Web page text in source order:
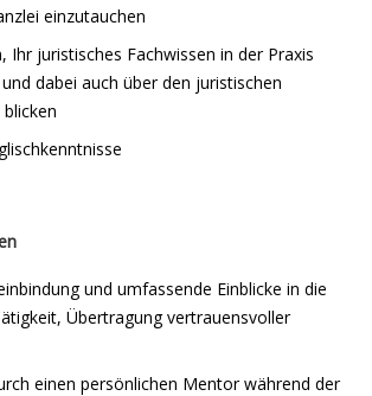
einzutauchen
Ihr juristisches Fachwissen in der Praxis
dabei auch über den juristischen
und umfassende Einblicke in die
Übertragung vertrauensvoller
einen persönlichen Mentor während der